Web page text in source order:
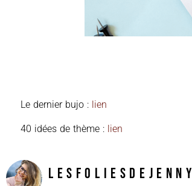
Le dernier bujo : lien
40 idées de thème : lien
LesFoliesDeJenny